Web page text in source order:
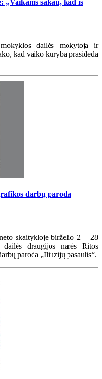
„Vaikams sakau, kad iš
dailės mokytoja ir
kad vaiko kūryba prasideda
darbų paroda
skaitykloje birželio 2 – 28
dailės draugijos narės Ritos
paroda „Iliuzijų pasaulis“.